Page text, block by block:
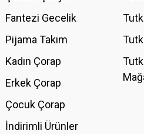
Fantezi Gecelik
Pijama Takım
Kadın Çorap
Erkek Çorap
Çocuk Çorap
İndirimli Ürünler